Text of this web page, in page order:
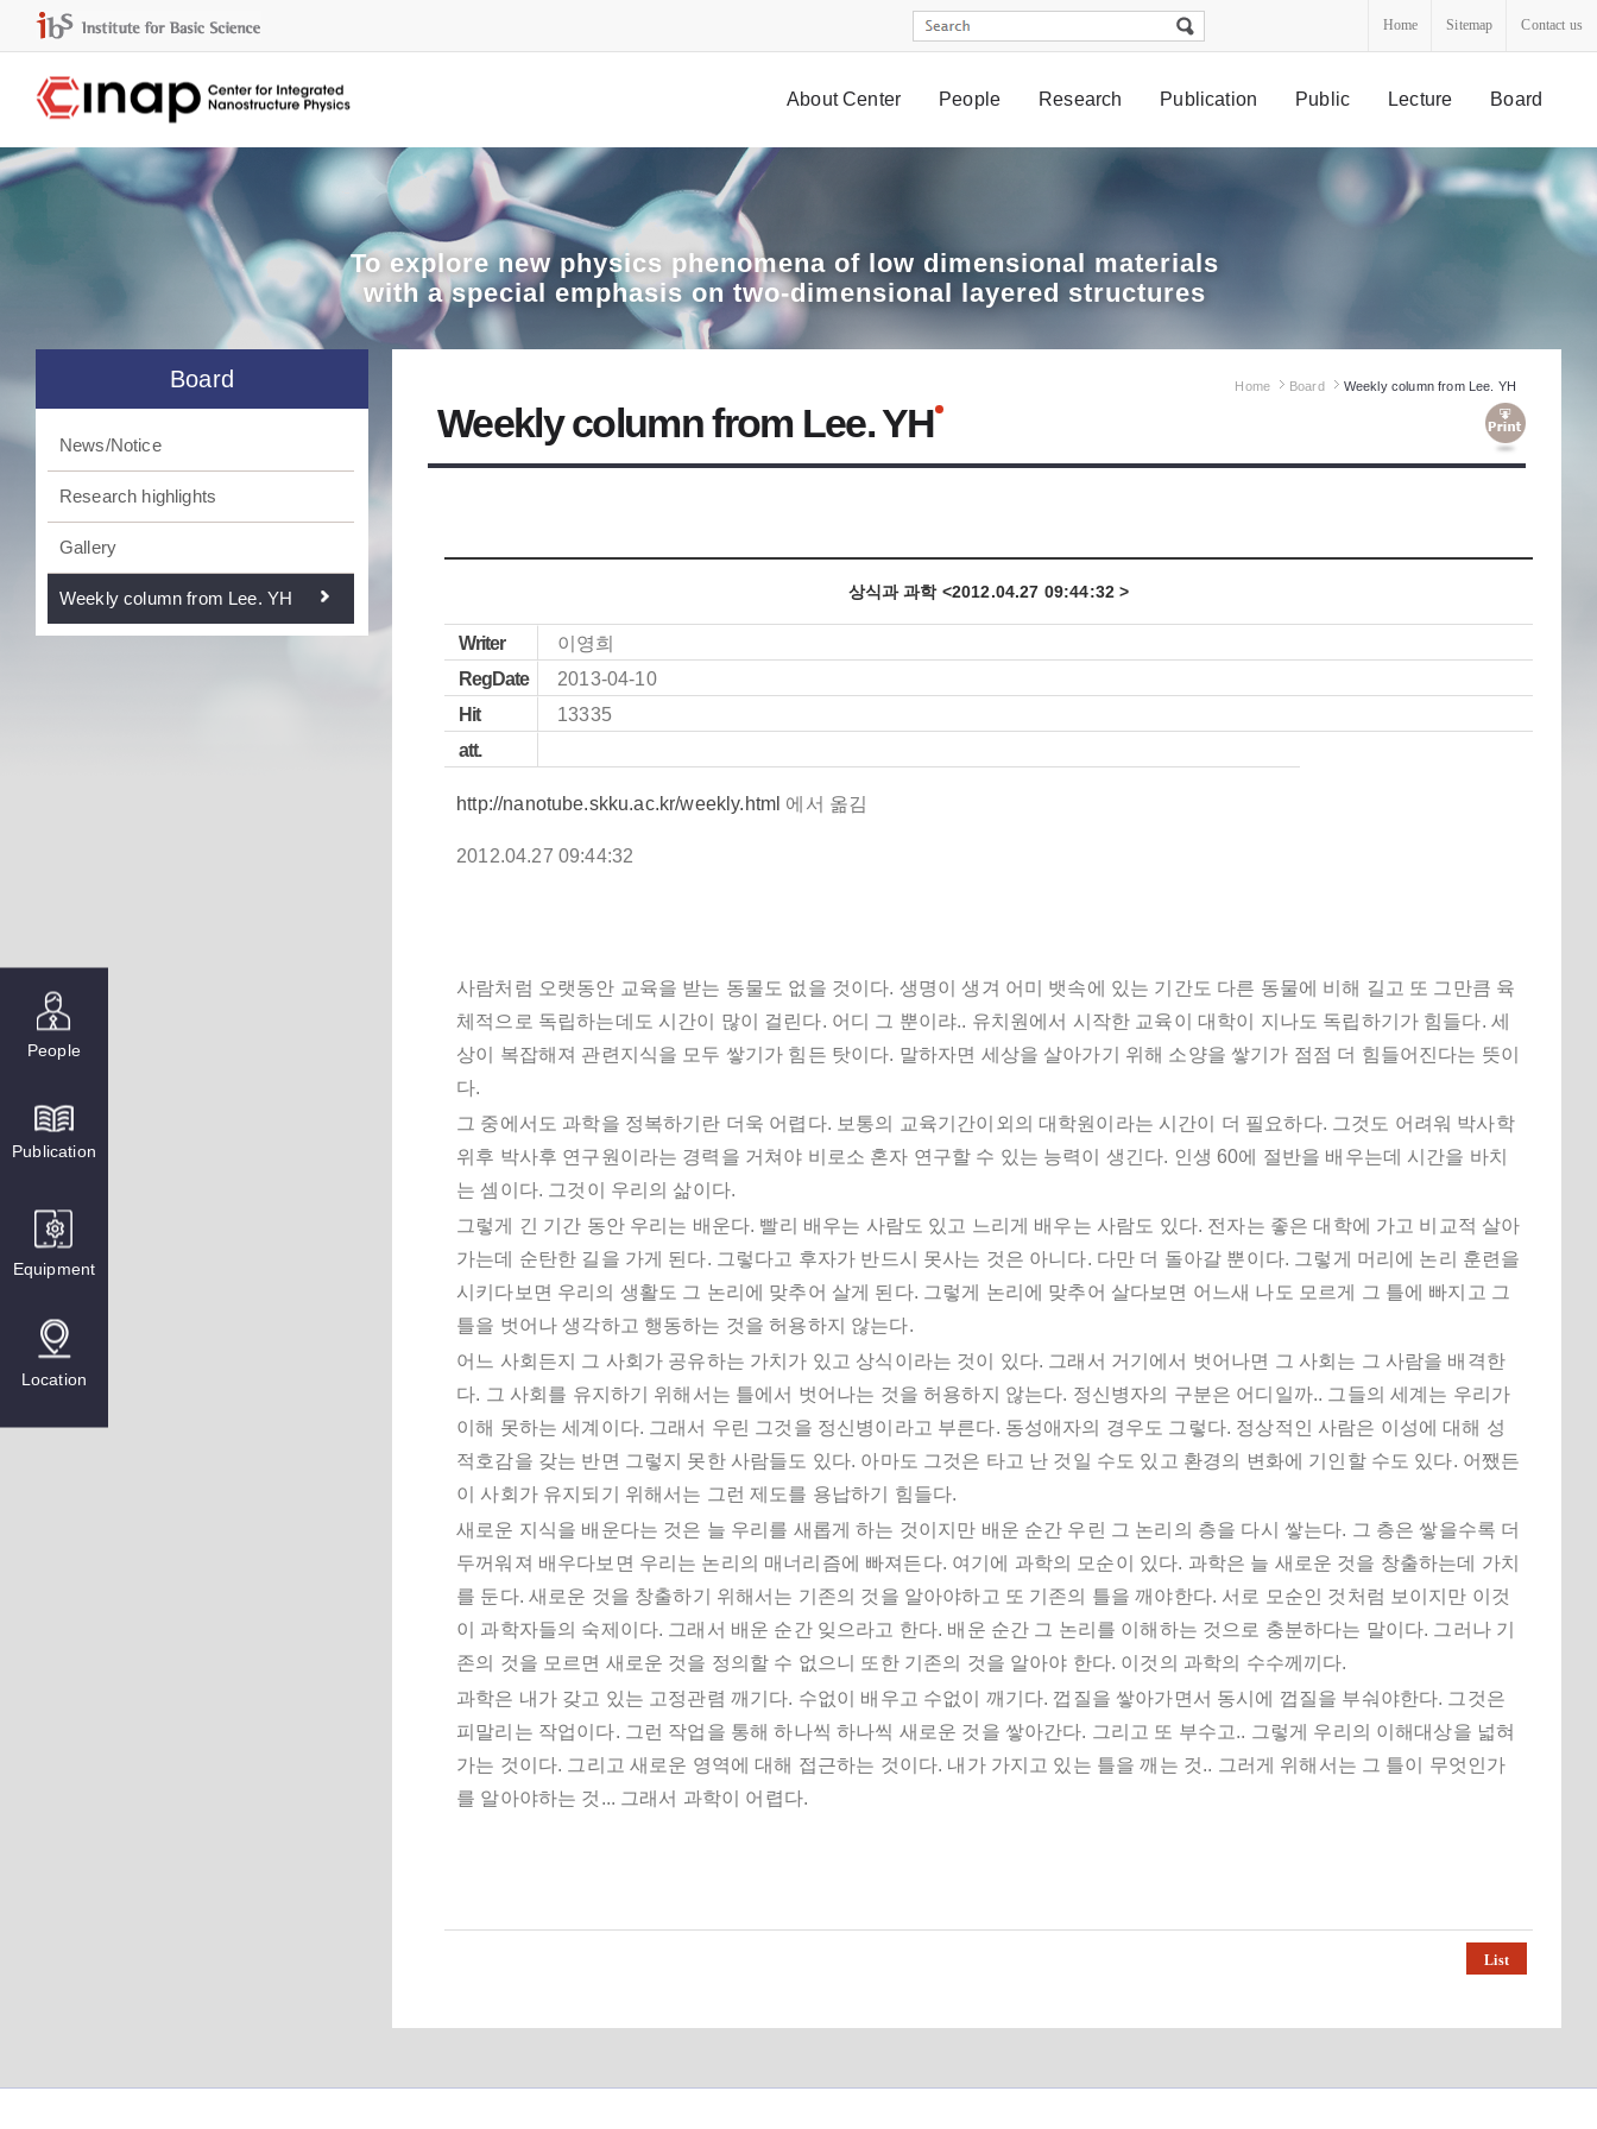
Home Sitemap Contact us
About Center People Research Publication Public Lecture Board
People
Publication
Equipment
Location
To explorenew physics phenomena of low dimensional materials
with a special emphasis on two-dimensional layered structures
Board
News/Notice
Research highlights
Gallery
Weekly column from Lee. YH
Home Board Weekly column from Lee. YH
Weekly column from Lee. YH
상식과 과학 <2012.04.27 09:44:32 >
Writer
이영희
RegDate
2013-04-10
Hit
13335
att.
http://nanotube.skku.ac.kr/weekly.html 에서 옮김
2012.04.27 09:44:32
사람처럼 오랫동안 교육을 받는 동물도 없을 것이다. 생명이 생겨 어미 뱃속에 있는 기간도 다른 동물에 비해 길고 또 그만큼 육
체적으로 독립하는데도 시간이 많이 걸린다. 어디 그 뿐이랴.. 유치원에서 시작한 교육이 대학이 지나도 독립하기가 힘들다. 세
상이 복잡해져 관련지식을 모두 쌓기가 힘든 탓이다. 말하자면 세상을 살아가기 위해 소양을 쌓기가 점점 더 힘들어진다는 뜻이
다.
그 중에서도 과학을 정복하기란 더욱 어렵다. 보통의 교육기간이외의 대학원이라는 시간이 더 필요하다. 그것도 어려워 박사학
위후 박사후 연구원이라는 경력을 거쳐야 비로소 혼자 연구할 수 있는 능력이 생긴다. 인생 60에 절반을 배우는데 시간을 바치
는 셈이다. 그것이 우리의 삶이다.
그렇게 긴 기간 동안 우리는 배운다. 빨리 배우는 사람도 있고 느리게 배우는 사람도 있다. 전자는 좋은 대학에 가고 비교적 살아
가는데 순탄한 길을 가게 된다. 그렇다고 후자가 반드시 못사는 것은 아니다. 다만 더 돌아갈 뿐이다. 그렇게 머리에 논리 훈련을
시키다보면 우리의 생활도 그 논리에 맞추어 살게 된다. 그렇게 논리에 맞추어 살다보면 어느새 나도 모르게 그 틀에 빠지고 그
틀을 벗어나 생각하고 행동하는 것을 허용하지 않는다.
어느 사회든지 그 사회가 공유하는 가치가 있고 상식이라는 것이 있다. 그래서 거기에서 벗어나면 그 사회는 그 사람을 배격한
다. 그 사회를 유지하기 위해서는 틀에서 벗어나는 것을 허용하지 않는다. 정신병자의 구분은 어디일까.. 그들의 세계는 우리가
이해 못하는 세계이다. 그래서 우린 그것을 정신병이라고 부른다. 동성애자의 경우도 그렇다. 정상적인 사람은 이성에 대해 성
적호감을 갖는 반면 그렇지 못한 사람들도 있다. 아마도 그것은 타고 난 것일 수도 있고 환경의 변화에 기인할 수도 있다. 어쨌든
이 사회가 유지되기 위해서는 그런 제도를 용납하기 힘들다.
새로운 지식을 배운다는 것은 늘 우리를 새롭게 하는 것이지만 배운 순간 우린 그 논리의 층을 다시 쌓는다. 그 층은 쌓을수록 더
두꺼워져 배우다보면 우리는 논리의 매너리즘에 빠져든다. 여기에 과학의 모순이 있다. 과학은 늘 새로운 것을 창출하는데 가치
를 둔다. 새로운 것을 창출하기 위해서는 기존의 것을 알아야하고 또 기존의 틀을 깨야한다. 서로 모순인 것처럼 보이지만 이것
이 과학자들의 숙제이다. 그래서 배운 순간 잊으라고 한다. 배운 순간 그 논리를 이해하는 것으로 충분하다는 말이다. 그러나 기
존의 것을 모르면 새로운 것을 정의할 수 없으니 또한 기존의 것을 알아야 한다. 이것의 과학의 수수께끼다.
과학은 내가 갖고 있는 고정관렴 깨기다. 수없이 배우고 수없이 깨기다. 껍질을 쌓아가면서 동시에 껍질을 부숴야한다. 그것은
피말리는 작업이다. 그런 작업을 통해 하나씩 하나씩 새로운 것을 쌓아간다. 그리고 또 부수고.. 그렇게 우리의 이해대상을 넓혀
가는 것이다. 그리고 새로운 영역에 대해 접근하는 것이다. 내가 가지고 있는 틀을 깨는 것.. 그러게 위해서는 그 틀이 무엇인가
를 알아야하는 것... 그래서 과학이 어렵다.
List